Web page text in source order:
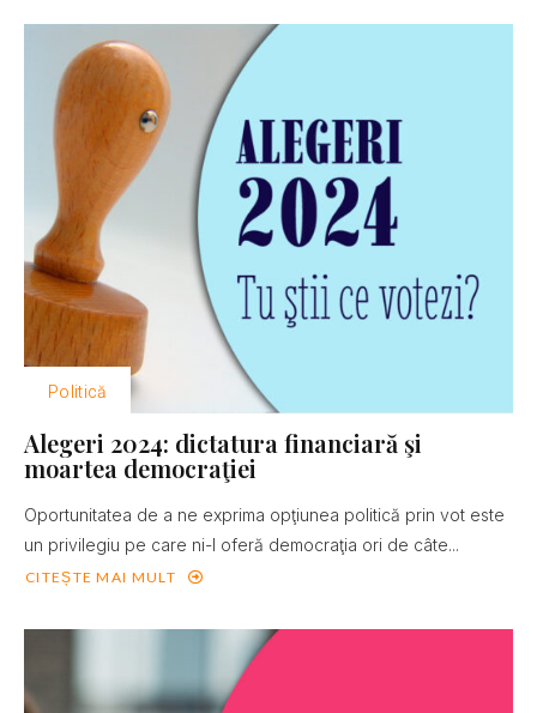
Politică
Alegeri 2024: dictatura financiară şi
moartea democraţiei
Oportunitatea de a ne exprima opţiunea politică prin vot este
un privilegiu pe care ni-l oferă democraţia ori de câte...
CITEȘTE MAI MULT